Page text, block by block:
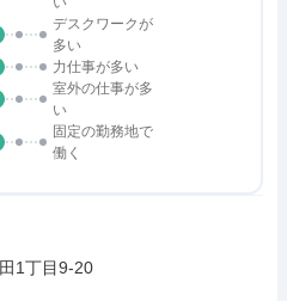
デスクワークが
多い
力仕事が多い
室外の仕事が多
い
固定の勤務地で
働く
1丁目9-20